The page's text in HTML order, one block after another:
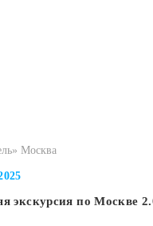
Москва
экскурсия по Москве